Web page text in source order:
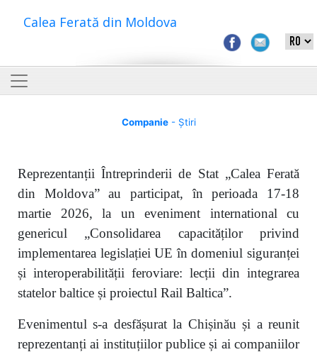
Calea Ferată din Moldova
Companie- Știri
Reprezentanții Întreprinderii de Stat „Calea Ferată
din Moldova” au participat, în perioada 17-18
martie 2026, la un eveniment international cu
genericul „Consolidarea capacităților privind
implementarea legislației UE în domeniul siguranței
și interoperabilității feroviare: lecții din integrarea
statelor baltice și proiectul Rail Baltica”.
Evenimentul s-a desfășurat la Chișinău și a reunit
reprezentanți ai instituțiilor publice și ai companiilor